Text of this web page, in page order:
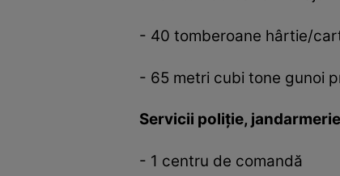
- 40 tomberoane hârtie/
- 65 metri cubi tone gunoi
Servicii poliție,
- 1 centru de comandă